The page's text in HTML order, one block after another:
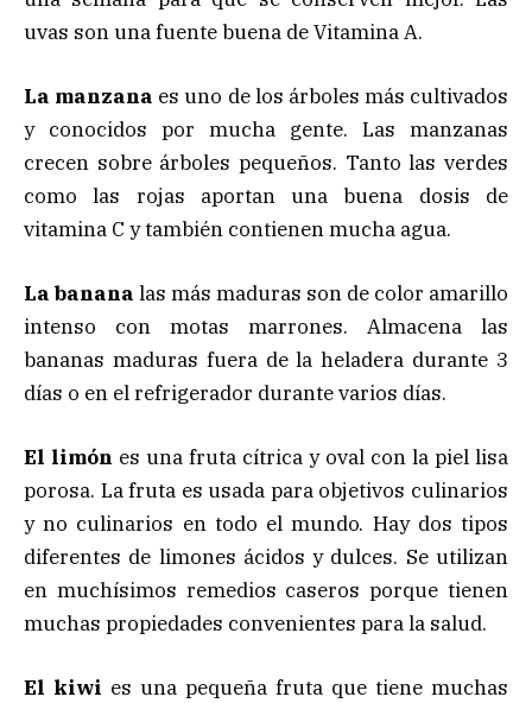
uvas son una fuente buena de Vitamina A.
La manzana es uno de los árboles más cultivados
y conocidos por mucha gente. Las manzanas
crecen sobre árboles pequeños. Tanto las verdes
como las rojas aportan una buena dosis de
vitamina C y también contienen mucha agua.
La banana las más maduras son de color amarillo
intenso con motas marrones. Almacena las
bananas maduras fuera de la heladera durante 3
días o en el refrigerador durante varios días.
El limón es una fruta cítrica y oval con la piel lisa
porosa. La fruta es usada para objetivos culinarios
y no culinarios en todo el mundo. Hay dos tipos
diferentes de limones ácidos y dulces. Se utilizan
en muchísimos remedios caseros porque tienen
muchas propiedades convenientes para la salud.
El kiwi es una pequeña fruta que tiene muchas